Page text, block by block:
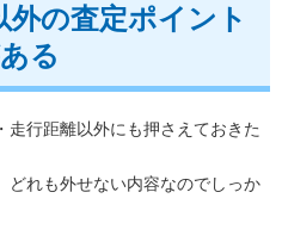
外の査定ポイント
る
行距離以外にも押さえておきた
どれも外せない内容なのでしっか